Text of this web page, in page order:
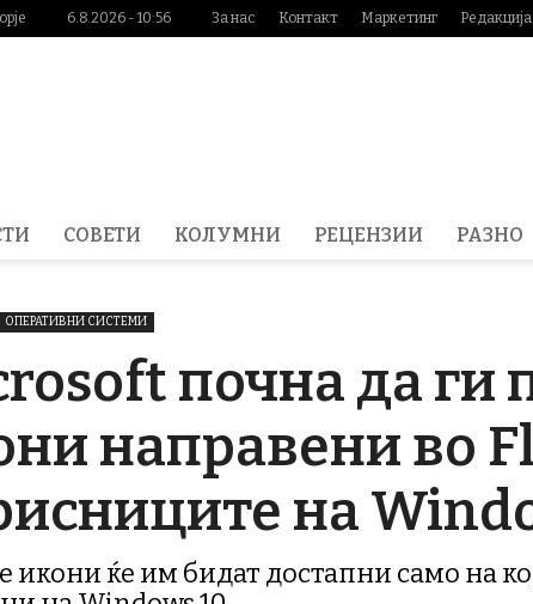
6.8.2026 - 10:56 За нас Контакт Маркетинг Редакција
СОВЕТИ КОЛУМНИ РЕЦЕНЗИИ РАЗНО
ОПЕРАТИВНИ СИСТЕМИ
почна да ги
направени во
на
икони ќе им бидат достапни само на